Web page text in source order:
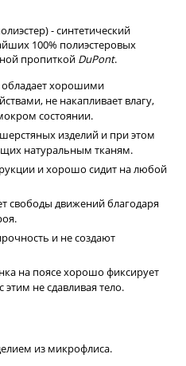
- синтетический
100% полиэстеровых
пропиткой DuPont.
хорошими
не накапливает влагу,
состоянии.
изделий и при этом
натуральным тканям.
и хорошо сидит на любой
свободы движений благодаря
и не создают
на поясе хорошо фиксирует
не сдавливая тело.
из микрофлиса.